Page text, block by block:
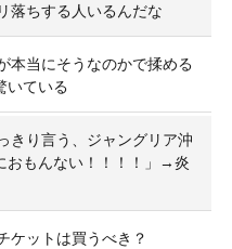
落ちする人いるんだな
本当にそうなのかで揉める
いている
きり言う、ジャングリア沖
おもんない！！！！」→炎
ケットは買うべき？